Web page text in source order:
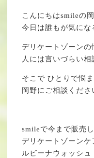
こんにちはsmileの
今日は誰もが気にな
デリケートゾーンの
人には言いづらい
そこで ひとりで悩
岡野にご相談くださ
smileで今まで販売し
デリケートゾーンケ
ルビーナウォッシ